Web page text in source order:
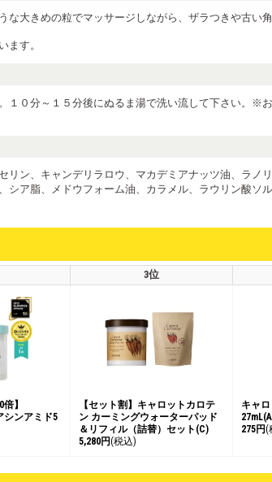
な大きめの粒でマッサージしながら、ザラつきや古い
ます。
１０分～１５分後にぬるま湯で洗い流して下さい。※
リン、キャンデリラロウ、マカデミアナッツ油、ラノ
ア脂、メドウフォーム油、カラメル、ラウリン酸ソ
3位
】
シンアミド5
【セット割】キャロットカロテ
ン カーミングウォーターパッド
＆リフィル（詰替）セット(C)
5,280円(税込)
キャ
275円(